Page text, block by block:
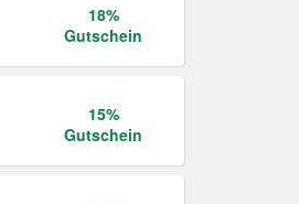
18%
Gutschein
15%
Gutschein